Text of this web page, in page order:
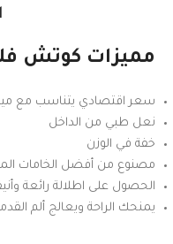
مميزات كوتش
سعر اقتصادي يتناسب مع
نعل طبي من الداخل
خفة في الوزن
مصنوع من أفضل الخامات
الحصول على اطلالة رائعة
يمنحك الراحة ويعالج ألم